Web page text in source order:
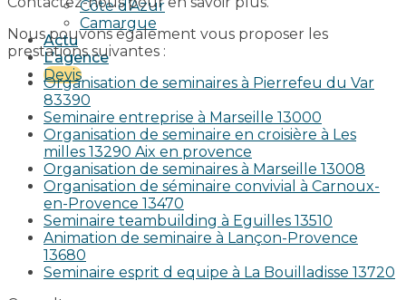
Côte d’Azur
Camargue
Actu
L’agence
Devis
Nous pouvons également vous proposer les
prestations suivantes :
Organisation de seminaires à Pierrefeu du Var
83390
Seminaire entreprise à Marseille 13000
Organisation de seminaire en croisière à Les
milles 13290 Aix en provence​
Organisation de seminaires à Marseille 13008
Organisation de séminaire convivial à Carnoux-
en-Provence 13470
Seminaire teambuilding à Eguilles 13510
Animation de seminaire à Lançon-Provence
13680
Seminaire esprit d equipe à La Bouilladisse 13720